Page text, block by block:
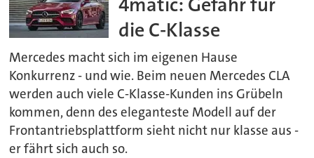
die C-Klasse
Mercedes macht sich im eigenen Hause
Konkurrenz - und wie. Beim neuen Mercedes CLA
werden auch viele C-Klasse-Kunden ins Grübeln
kommen, denn des eleganteste Modell auf der
Frontantriebsplattform sieht nicht nur klasse aus -
er fährt sich auch so.